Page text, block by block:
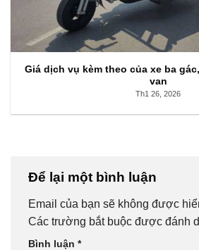
Giá dịch vụ kèm theo của xe ba
van
Th1 26, 2026
Để lại một bình luận
Email của bạn sẽ không được
Các trường bắt buộc được đánh
Bình luận *